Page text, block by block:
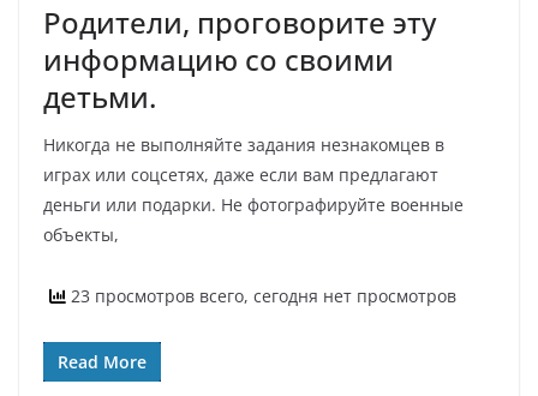
Родители, проговорите эту
информацию со своими
детьми.
Никогда не выполняйте задания незнакомцев в
играх или соцсетях, даже если вам предлагают
деньги или подарки. Не фотографируйте военные
объекты,
23 просмотров всего, сегодня нет просмотров
Read More